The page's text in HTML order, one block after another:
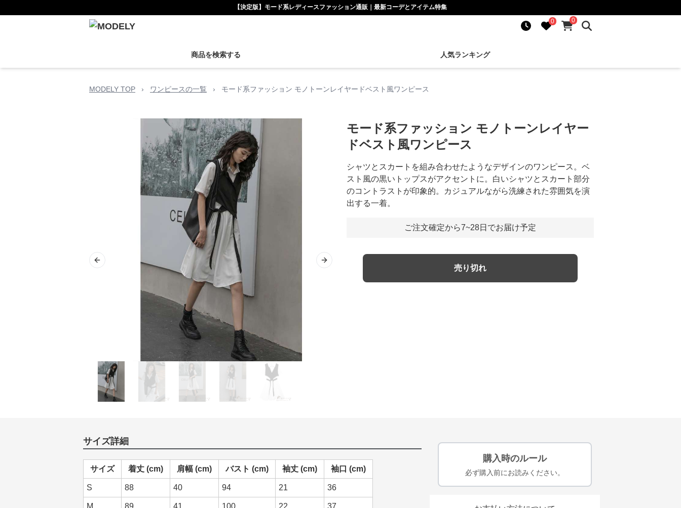
【決定版】モード系レディースファッション通販｜最新コーデとアイテム特集
0
0
商品を検索する 人気ランキング
MODELY TOP › ワンピースの一覧 › モード系ファッション モノトーンレイヤードベスト風ワンピース
Previous slide Next slide
モード系ファッション モノトーンレイヤー
ドベスト風ワンピース
シャツとスカートを組み合わせたようなデザインのワンピース。ベ
スト風の黒いトップスがアクセントに。白いシャツとスカート部分
のコントラストが印象的。カジュアルながら洗練された雰囲気を演
出する一着。
ご注文確定から7~28日でお届け予定
売り切れ
サイズ詳細
サイズ 着丈 (cm) 肩幅 (cm) バスト (cm) 袖丈 (cm) 袖口 (cm)
S 88 40 94 21 36
M 89 41 100 22 37
購入時のルール
必ず購入前にお読みください。